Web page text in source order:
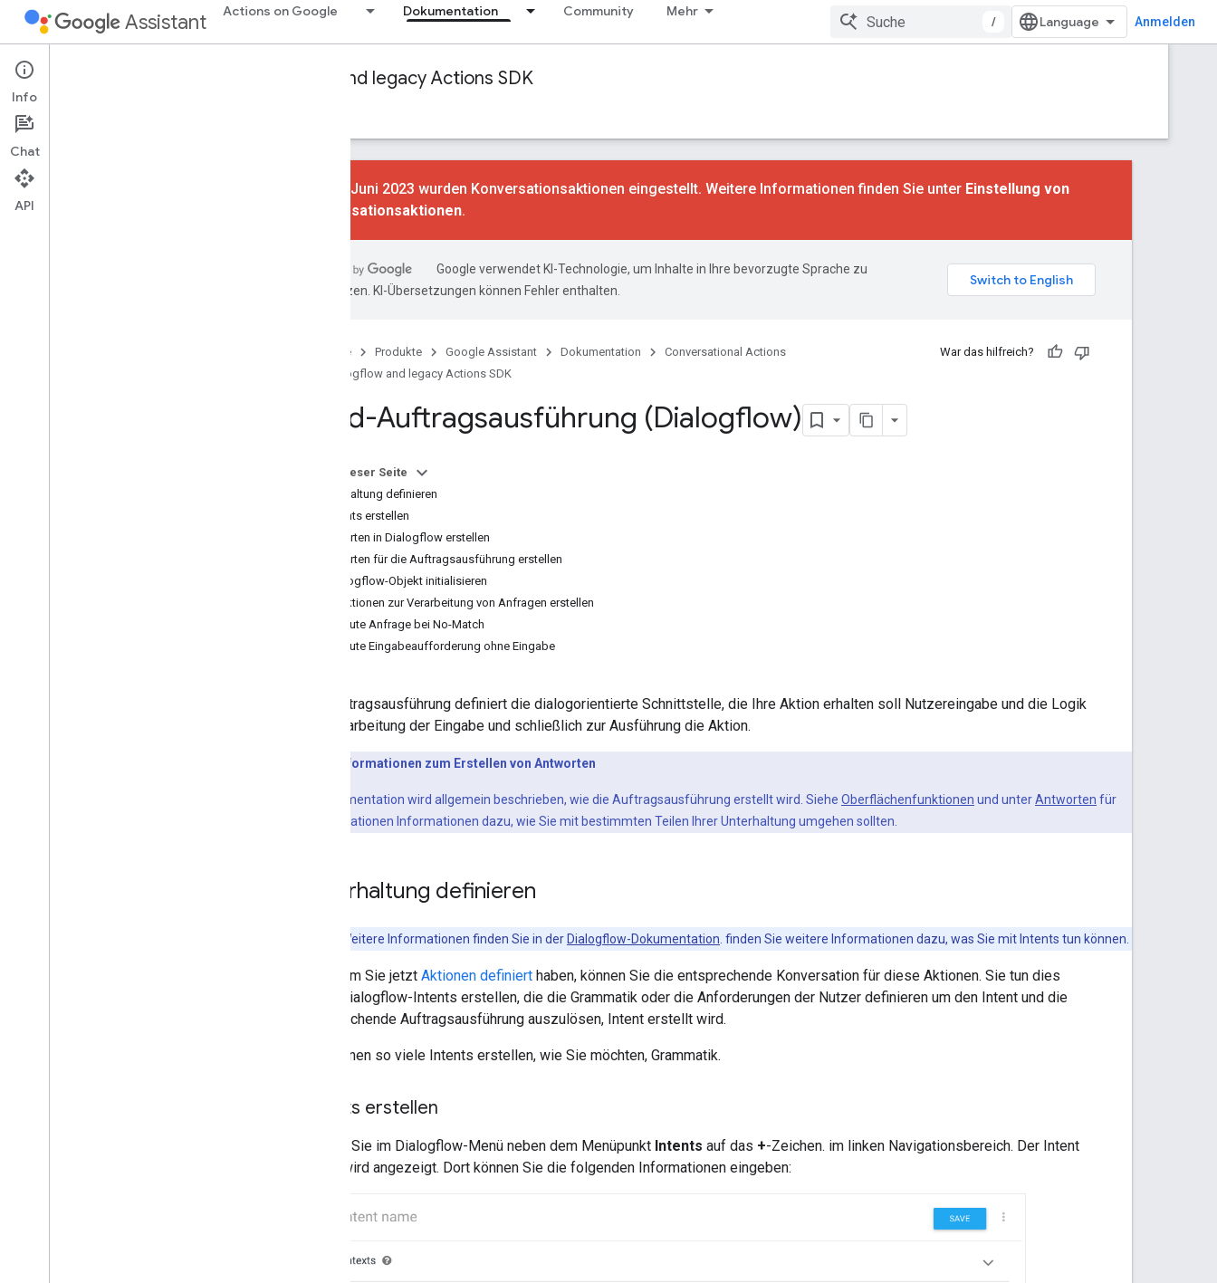
Assistant Actions on Google Dokumentation Community Mehr
/ Anmelden
Conversational Actions Dialogflow and legacy Actions SDK
Leitfäden
Am 13. Juni 2023 wurden Konversationsaktionen eingestellt. Weitere Informationen finden Sie unter Einstellung von
Konversationsaktionen.
Google verwendet KI-Technologie, um Inhalte in Ihre bevorzugte Sprache zu
übersetzen. KI-Übersetzungen können Fehler enthalten.
Startseite Produkte Google Assistant Dokumentation
Conversational Actions
Dialogflow and legacy Actions SDK
War das hilfreich?
Build-Auftragsausführung (Dialogflow)
Auf dieser Seite
Unterhaltung definieren
Intents erstellen
Antworten in Dialogflow erstellen
Antworten für die Auftragsausführung erstellen
Dialogflow-Objekt initialisieren
Funktionen zur Verarbeitung von Anfragen erstellen
Erneute Anfrage bei No-Match
Erneute Eingabeaufforderung ohne Eingabe
Die Auftragsausführung definiert die dialogorientierte Schnittstelle, die Ihre Aktion erhalten soll Nutzereingabe und die Logik
zur Verarbeitung der Eingabe und schließlich zur Ausführung die Aktion.
Weitere Informationen zum Erstellen von Antworten
In dieser Dokumentation wird allgemein beschrieben, wie die Auftragsausführung erstellt wird. Siehe Oberflächenfunktionen und unterAntworten für
weitere Informationen Informationen dazu, wie Sie mit bestimmten Teilen Ihrer Unterhaltung umgehen sollten.
Unterhaltung definieren
Weitere Informationen finden Sie in der Dialogflow-Dokumentation . finden Sie weitere Informationen dazu, was Sie mit Intents tun können.
Nachdem Sie jetzt Aktionen definiert haben, können Sie die entsprechende Konversation für diese Aktionen. Sie tun dies
durch Dialogflow-Intents erstellen, die die Grammatik oder die Anforderungen der Nutzer definieren um den Intent und die
entsprechende Auftragsausführung auszulösen, Intent erstellt wird.
Sie können so viele Intents erstellen, wie Sie möchten, Grammatik.
Intents erstellen
Klicken Sie im Dialogflow-Menü neben dem Menüpunkt Intents auf das +-Zeichen. im linken Navigationsbereich. Der Intent
Editor wird angezeigt. Dort können Sie die folgenden Informationen eingeben:
Info
Chat
API